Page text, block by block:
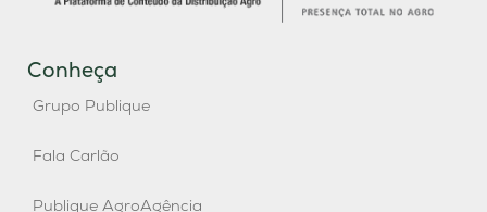
Conheça
Grupo Publique
Fala Carlão
Publique AgroAgência